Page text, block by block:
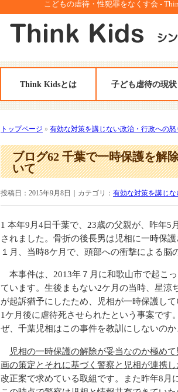
こどもの虐待・性犯罪をなくす会 -
Think Kidsとは 子ども虐待の現状
トップページ » 有効な対策を講じない政治・行政への
ブログ62 千葉で一時保護を解
いて
投稿日：2015年9月8日｜カテゴリ： 有効な対策を講じ
1 本年9月4日千葉で、23歳の父親が、昨年
されました。骨折の後長男は児相に一時保
１月、当時8ケ月で、頭部への衝撃による
本事件は、2013年７月に和歌山市で起こ
ています。生後まもない2ケ月の当時、星涼
が起訴猶予にしたため、児相が一時保護し
1ケ月後に虐待死させられたという事案で
ぜ、千葉児相はこの事件を教訓にしないの
児相の一時保護の解除が妥当なのか極め
画の策定とそれに基づく警察と児相が連携
改正案で求めている取組です。また昨年8月